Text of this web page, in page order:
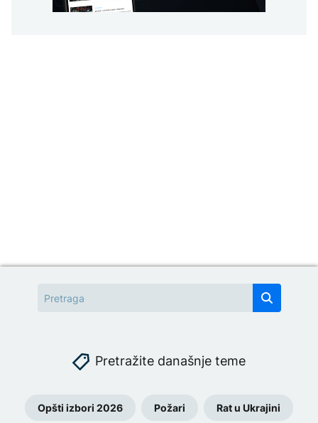
Pretražite današnje teme
Opšti izbori 2026 Požari Rat u Ukrajini